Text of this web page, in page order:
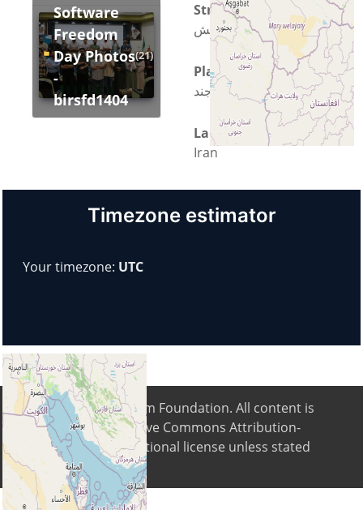
Software
Freedom
Day Photos
-
birsfd1404
(21)
Straat
بلوار دانش
Plaats
شهر بیرجند
Land
Iran
Timezone estimator
Your timezone: UTC
© 2026 Digital Freedom Foundation. All content is
available under Creative Commons Attribution-
ShareAlike 4.0 International license unless stated
differently